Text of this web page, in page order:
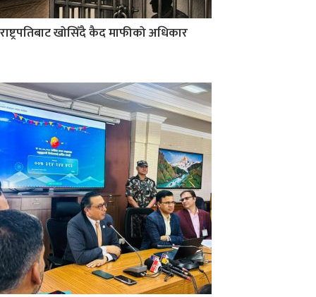
राष्ट्रपतिबाट खोसिँदै कैद माफीको अधिकार